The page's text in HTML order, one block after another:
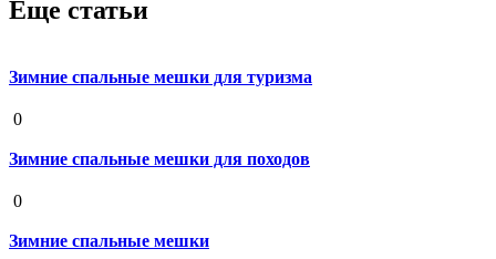
Еще статьи
Зимние спальные мешки для туризма
0
Зимние спальные мешки для походов
0
Зимние спальные мешки